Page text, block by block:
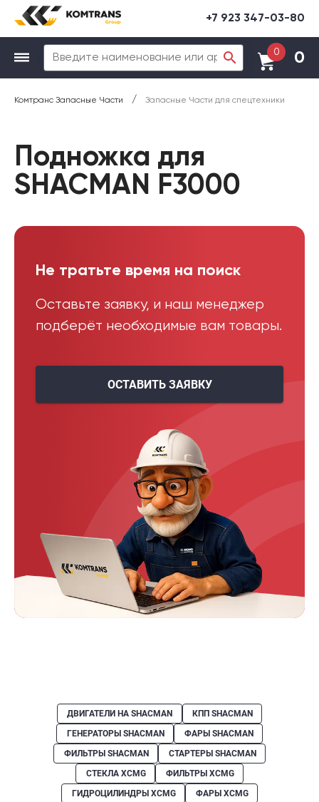
+7 923 347-03-80
0 0
Комтранс Запасные Части / Запасные Части для спецтехники
Подножка для
SHACMAN F3000
Не тратьте время на поиск
Оставьте заявку, и наш менеджер
подберёт необходимые вам товары.
ОСТАВИТЬ ЗАЯВКУ
ДВИГАТЕЛИ НА SHACMAN
КПП SHACMAN
ГЕНЕРАТОРЫ SHACMAN
ФАРЫ SHACMAN
ФИЛЬТРЫ SHACMAN
СТАРТЕРЫ SHACMAN
СТЕКЛА XCMG
ФИЛЬТРЫ XCMG
ГИДРОЦИЛИНДРЫ XCMG
ФАРЫ XCMG